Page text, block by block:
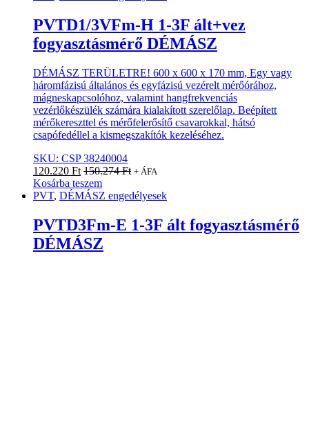
PVTD1/3VFm-H 1-3F ált+vez
fogyasztásmérő DÉMÁSZ
DÉMÁSZ TERÜLETRE! 600 x 600 x 170 mm, Egy vagy
háromfázisú általános és egyfázisú vezérelt mérőórához,
mágneskapcsolóhoz, valamint hangfrekvenciás
vezérlőkészülék számára kialakított szerelőlap. Beépített
mérőkereszttel és mérőfelerősítő csavarokkal, hátsó
csapófedéllel a kismegszakítók kezeléséhez.
SKU: CSP 38240004
120.220 Ft 150.274Ft + ÁFA
Kosárba teszem
PVT, DÉMÁSZ engedélyesek
PVTD3Fm-E 1-3F ált fogyasztásmérő
DÉMÁSZ